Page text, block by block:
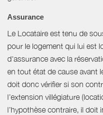
Assurance
Le Locataire est tenu de
pour le logement qui lui est
d'assurance avec la
en tout état de cause avant
doit donc vérifier si son
l’extension villégiature
l’hypothèse contraire, il doit